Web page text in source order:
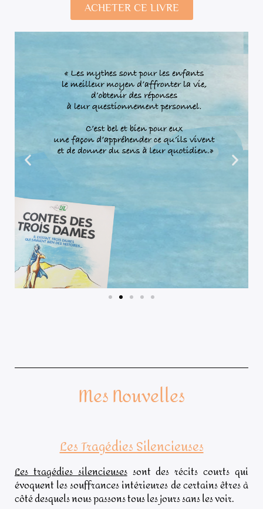
ACHETER CE LIVRE
Mes Nouvelles
Les Tragédies Silencieuses
Les tragédies silencieusessont des récits courts qui
évoquent les souffrances intérieures de certains êtres à
côté desquels nous passons tous les jours sans les voir.